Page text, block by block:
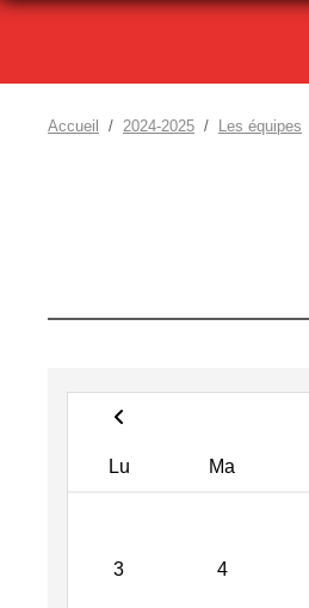
Accueil 2024-2025 Les équipes
Lu Ma
3 4